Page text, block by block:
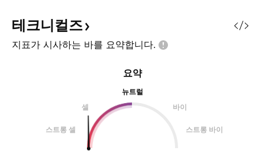
집중입니다. 단지
테크니컬즈
지표가 시사하는 바를 요약합니다.
요약
뉴트럴
셀
바이
스트롱 셀 스트롱 바이